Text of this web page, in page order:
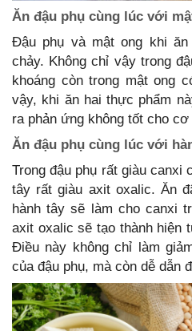
Ăn đậu phụ cùng lúc với
Đậu phụ và mật ong khi
chảy. Không chỉ vậy trong
khoáng còn trong mật ong
vậy, khi ăn hai thực phẩm
ra phản ứng không tốt cho cơ
Ăn đậu phụ cùng lúc với
Trong đậu phụ rất giàu canxi
tây rất giàu axit oxalic. Ăn
hành tây sẽ làm cho canxi
axit oxalic sẽ tạo thành hiện
Điều này không chỉ làm
của đậu phụ, mà còn dễ dẫn